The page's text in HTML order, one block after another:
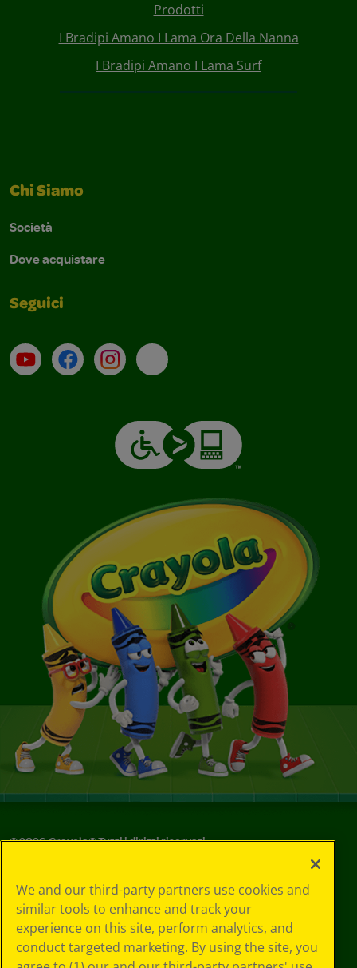
Prodotti
I Bradipi Amano I Lama Ora Della Nanna
I Bradipi Amano I Lama Surf
Chi Siamo
Società
Dove acquistare
Seguici
Su YouTube
ContattiProfilo Instagram
Email
©2026Crayola® Tutti i diritti riservati.
in materia di
privacy
Informativa sulla
privacy
Termini SMS
We and our third-party partners use cookies and
similar tools to enhance and track your
experience on this site, perform analytics, and
conduct targeted marketing. By using the site, you